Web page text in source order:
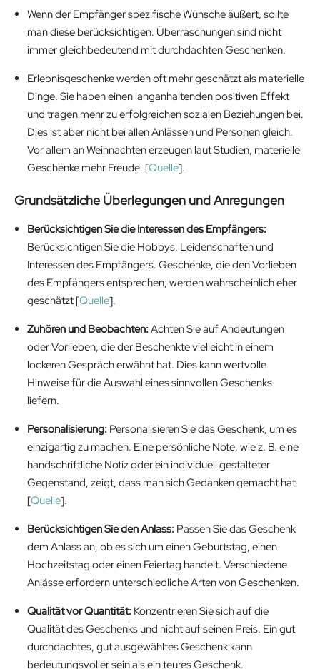
Wenn der Empfänger spezifische Wünsche äußert, sollte
man diese berücksichtigen. Überraschungen sind nicht
immer gleichbedeutend mit durchdachten Geschenken.
Erlebnisgeschenke werden oft mehr geschätzt als materielle
Dinge. Sie haben einen langanhaltenden positiven Effekt
und tragen mehr zu erfolgreichen sozialen Beziehungen bei.
Dies ist aber nicht bei allen Anlässen und Personen gleich.
Vor allem an Weihnachten erzeugen laut Studien, materielle
Geschenke mehr Freude. [Quelle].
Grundsätzliche Überlegungen und Anregungen
Berücksichtigen Sie die Interessen des Empfängers:
Berücksichtigen Sie die Hobbys, Leidenschaften und
Interessen des Empfängers. Geschenke, die den Vorlieben
des Empfängers entsprechen, werden wahrscheinlich eher
geschätzt [Quelle].
Zuhören und Beobachten:Achten Sie auf Andeutungen
oder Vorlieben, die der Beschenkte vielleicht in einem
lockeren Gespräch erwähnt hat. Dies kann wertvolle
Hinweise für die Auswahl eines sinnvollen Geschenks
liefern.
Personalisierung: Personalisieren Sie das Geschenk, um es
einzigartig zu machen. Eine persönliche Note, wie z. B. eine
handschriftliche Notiz oder ein individuell gestalteter
Gegenstand, zeigt, dass man sich Gedanken gemacht hat
[Quelle].
Berücksichtigen Sie den Anlass: Passen Sie das Geschenk
dem Anlass an, ob es sich um einen Geburtstag, einen
Hochzeitstag oder einen Feiertag handelt. Verschiedene
Anlässe erfordern unterschiedliche Arten von Geschenken.
Qualität vor Quantität: Konzentrieren Sie sich auf die
Qualität des Geschenks und nicht auf seinen Preis. Ein gut
durchdachtes, gut ausgewähltes Geschenk kann
bedeutungsvoller sein als ein teures Geschenk.